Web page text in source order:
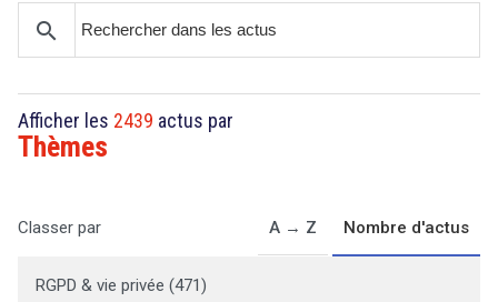
Technologies
search
Afficher les 2439 actus par
Thèmes
Classer par A → Z Nombre d'actus
RGPD & vie privée (471)